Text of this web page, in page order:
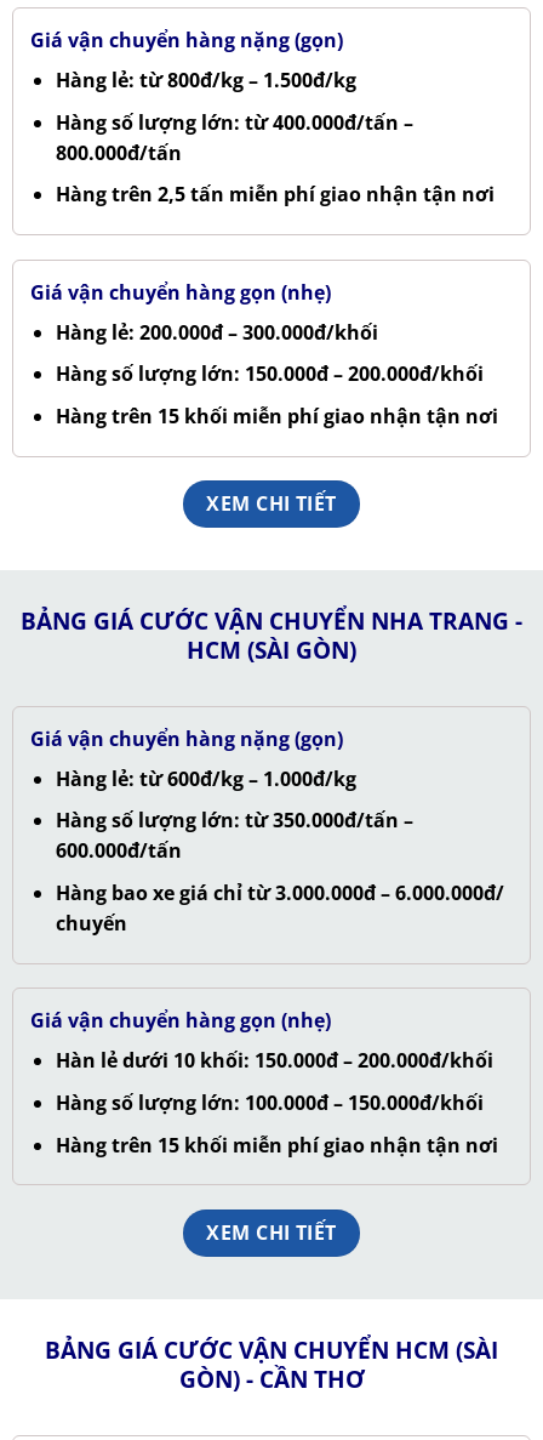
Giá vận chuyển hàng nặng (gọn)
Hàng lẻ: từ 800đ/kg – 1.500đ/kg
Hàng số lượng lớn: từ 400.000đ/tấn –
800.000đ/tấn
Hàng trên 2,5 tấn miễn phí giao nhận tận nơi
Giá vận chuyển hàng gọn (nhẹ)
Hàng lẻ: 200.000đ – 300.000đ/khối
Hàng số lượng lớn: 150.000đ – 200.000đ/khối
Hàng trên 15 khối miễn phí giao nhận tận nơi
XEM CHI TIẾT
BẢNG GIÁ CƯỚC VẬN CHUYỂN NHA TRANG -
HCM (SÀI GÒN)
Giá vận chuyển hàng nặng (gọn)
Hàng lẻ: từ 600đ/kg – 1.000đ/kg
Hàng số lượng lớn: từ 350.000đ/tấn –
600.000đ/tấn
Hàng bao xe giá chỉ từ 3.000.000đ – 6.000.000đ/
chuyến
Giá vận chuyển hàng gọn (nhẹ)
Hàn lẻ dưới 10 khối: 150.000đ – 200.000đ/khối
Hàng số lượng lớn: 100.000đ – 150.000đ/khối
Hàng trên 15 khối miễn phí giao nhận tận nơi
XEM CHI TIẾT
BẢNG GIÁ CƯỚC VẬN CHUYỂN HCM (SÀI
GÒN) - CẦN THƠ